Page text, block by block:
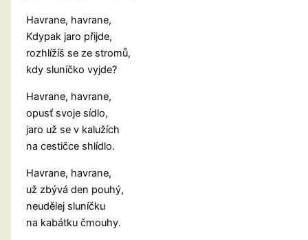
Havrane, havrane,
Kdypak jaro přijde,
rozhlížíš se ze stromů,
kdy sluníčko vyjde?
Havrane, havrane,
opusť svoje sídlo,
jaro už se v kalužích
na cestičce shlídlo.
Havrane, havrane,
už zbývá den pouhý,
neudělej sluníčku
na kabátku čmouhy.